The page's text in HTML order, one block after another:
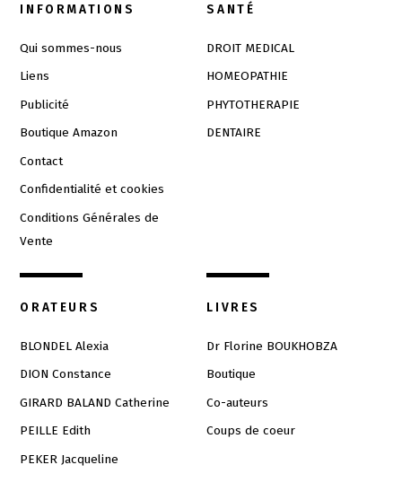
INFORMATIONS
Qui sommes-nous
Liens
Publicité
Boutique Amazon
Contact
Confidentialité et cookies
Conditions Générales de
Vente
SANTÉ
DROIT MEDICAL
HOMEOPATHIE
PHYTOTHERAPIE
DENTAIRE
ORATEURS
BLONDEL Alexia
DION Constance
GIRARD BALAND Catherine
PEILLE Edith
PEKER Jacqueline
LIVRES
Dr Florine BOUKHOBZA
Boutique
Co-auteurs
Coups de coeur